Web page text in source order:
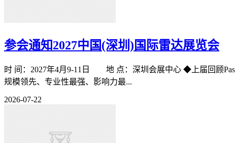
参会通知2027中国(深圳)国际雷达展览会
时 间：2027年4月9-11日 地 点：深圳会展中心 ◆上届回顾
规模领先、专业性最强、影响力最...
2026-07-22